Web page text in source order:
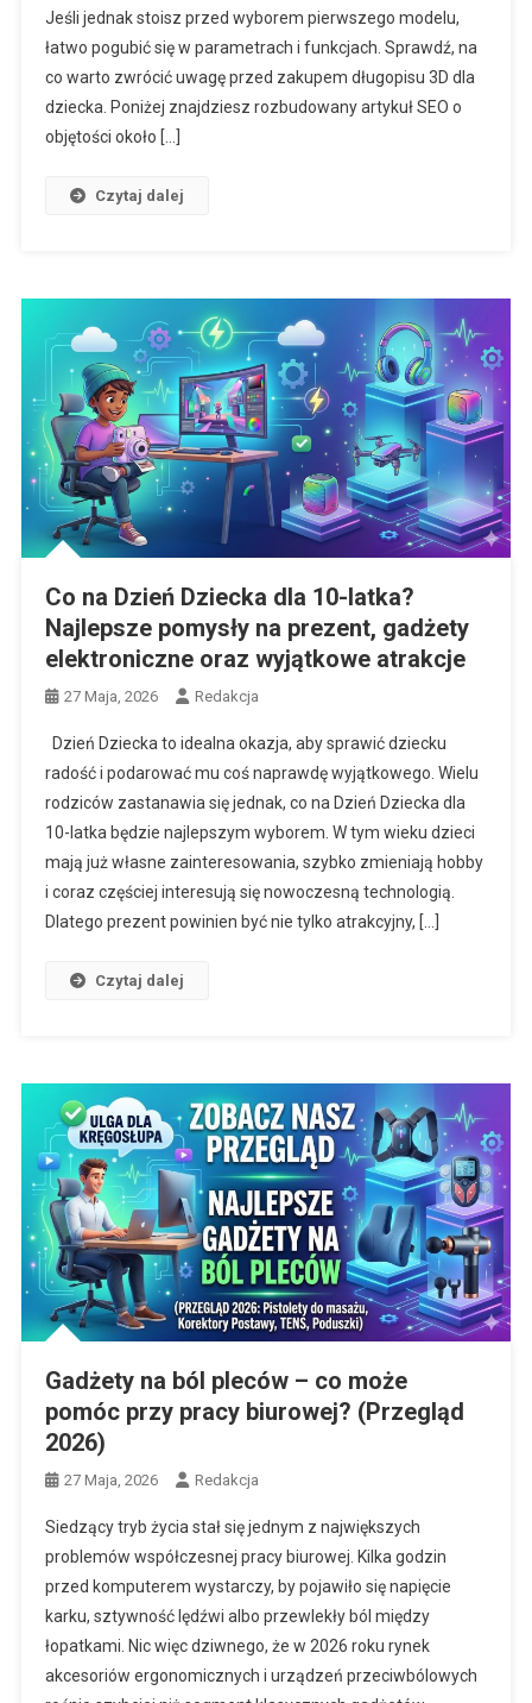
Jeśli jednak stoisz przed wyborem pierwszego modelu,
łatwo pogubić się w parametrach i funkcjach. Sprawdź, na
co warto zwrócić uwagę przed zakupem długopisu 3D dla
dziecka. Poniżej znajdziesz rozbudowany artykuł SEO o
objętości około […]
Czytaj dalej
Co na Dzień Dziecka dla 10-latka?
Najlepsze pomysły na prezent, gadżety
elektroniczne oraz wyjątkowe atrakcje
27 Maja, 2026 Redakcja
Dzień Dziecka to idealna okazja, aby sprawić dziecku
radość i podarować mu coś naprawdę wyjątkowego. Wielu
rodziców zastanawia się jednak, co na Dzień Dziecka dla
10-latka będzie najlepszym wyborem. W tym wieku dzieci
mają już własne zainteresowania, szybko zmieniają hobby
i coraz częściej interesują się nowoczesną technologią.
Dlatego prezent powinien być nie tylko atrakcyjny, […]
Czytaj dalej
Gadżety na ból pleców – co może
pomóc przy pracy biurowej? (Przegląd
2026)
27 Maja, 2026 Redakcja
Siedzący tryb życia stał się jednym z największych
problemów współczesnej pracy biurowej. Kilka godzin
przed komputerem wystarczy, by pojawiło się napięcie
karku, sztywność lędźwi albo przewlekły ból między
łopatkami. Nic więc dziwnego, że w 2026 roku rynek
akcesoriów ergonomicznych i urządzeń przeciwbólowych